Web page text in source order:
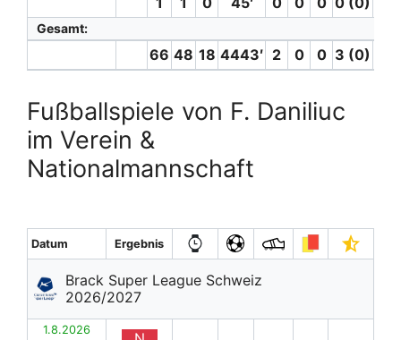
Gesamt:
66 48 18 4443′ 2 0 0 3 (0)
Fußballspiele von F. Daniliuc
im Verein &
Nationalmannschaft
Datum Ergebnis
Brack Super League Schweiz
2026/2027
1.8.2026